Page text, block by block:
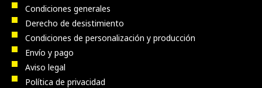
Condiciones generales
Derecho de desistimiento
Condiciones de personalización y producción
Envío y pago
Aviso legal
Política de privacidad